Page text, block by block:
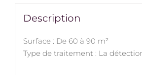
Description
Surface : De 60 à 90 m²
Type de traitement : La